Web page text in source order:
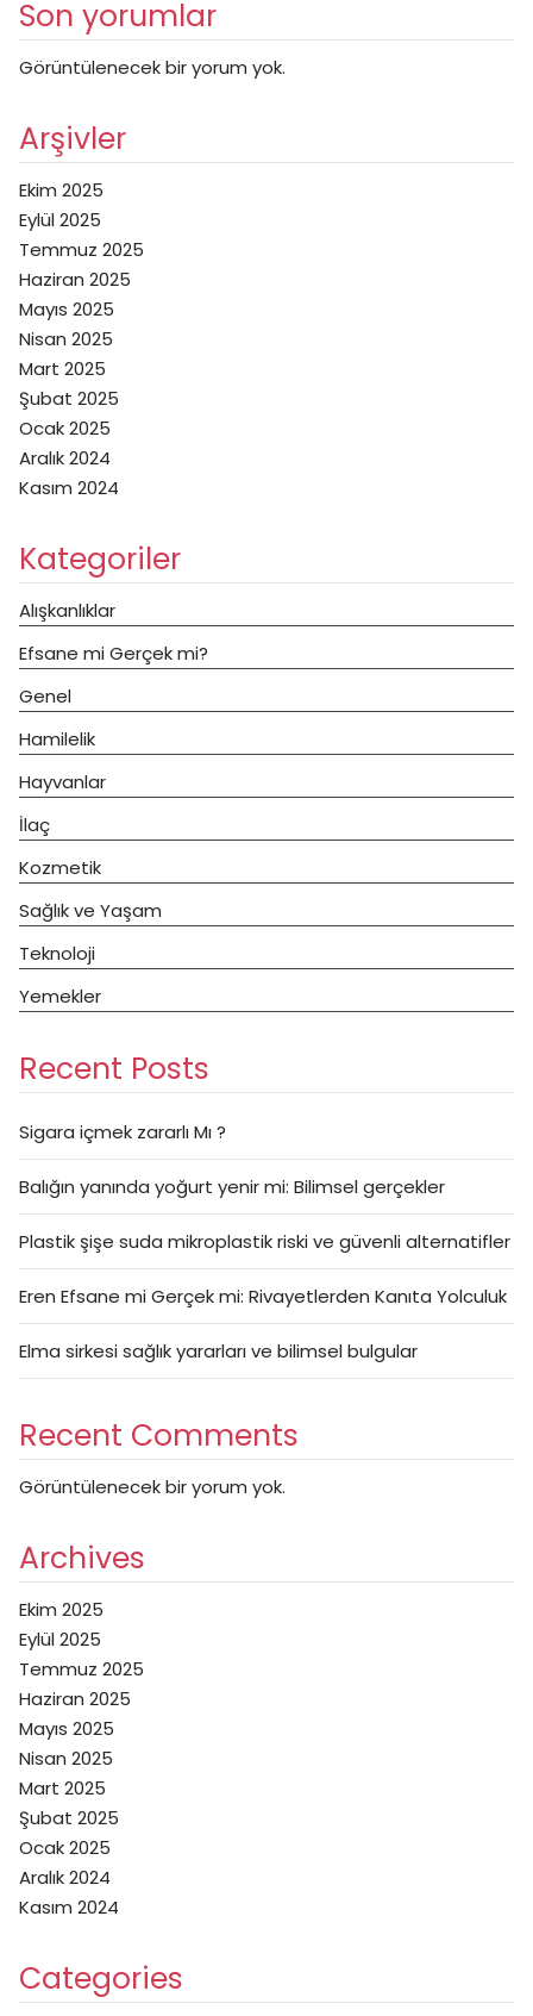
Son yorumlar
Görüntülenecek bir yorum yok.
Arşivler
Ekim 2025
Eylül 2025
Temmuz 2025
Haziran 2025
Mayıs 2025
Nisan 2025
Mart 2025
Şubat 2025
Ocak 2025
Aralık 2024
Kasım 2024
Kategoriler
Alışkanlıklar
Efsane mi Gerçek mi?
Genel
Hamilelik
Hayvanlar
İlaç
Kozmetik
Sağlık ve Yaşam
Teknoloji
Yemekler
Recent Posts
Sigara içmek zararlı Mı ?
Balığın yanında yoğurt yenir mi: Bilimsel gerçekler
Plastik şişe suda mikroplastik riski ve güvenli alternatifler
Eren Efsane mi Gerçek mi: Rivayetlerden Kanıta Yolculuk
Elma sirkesi sağlık yararları ve bilimsel bulgular
Recent Comments
Görüntülenecek bir yorum yok.
Archives
Ekim 2025
Eylül 2025
Temmuz 2025
Haziran 2025
Mayıs 2025
Nisan 2025
Mart 2025
Şubat 2025
Ocak 2025
Aralık 2024
Kasım 2024
Categories